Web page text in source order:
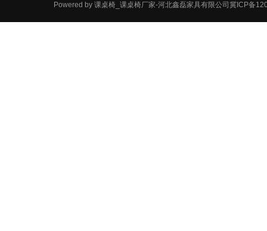
Powered by 课桌椅_课桌椅厂家-河北鑫磊家具有限公司 冀ICP备